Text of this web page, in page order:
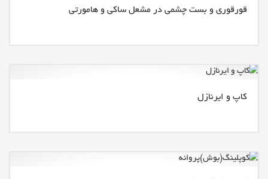
قورقوری و بست چشمی در مشعل ساکی و هامورتی
کاپ و ایرنازل